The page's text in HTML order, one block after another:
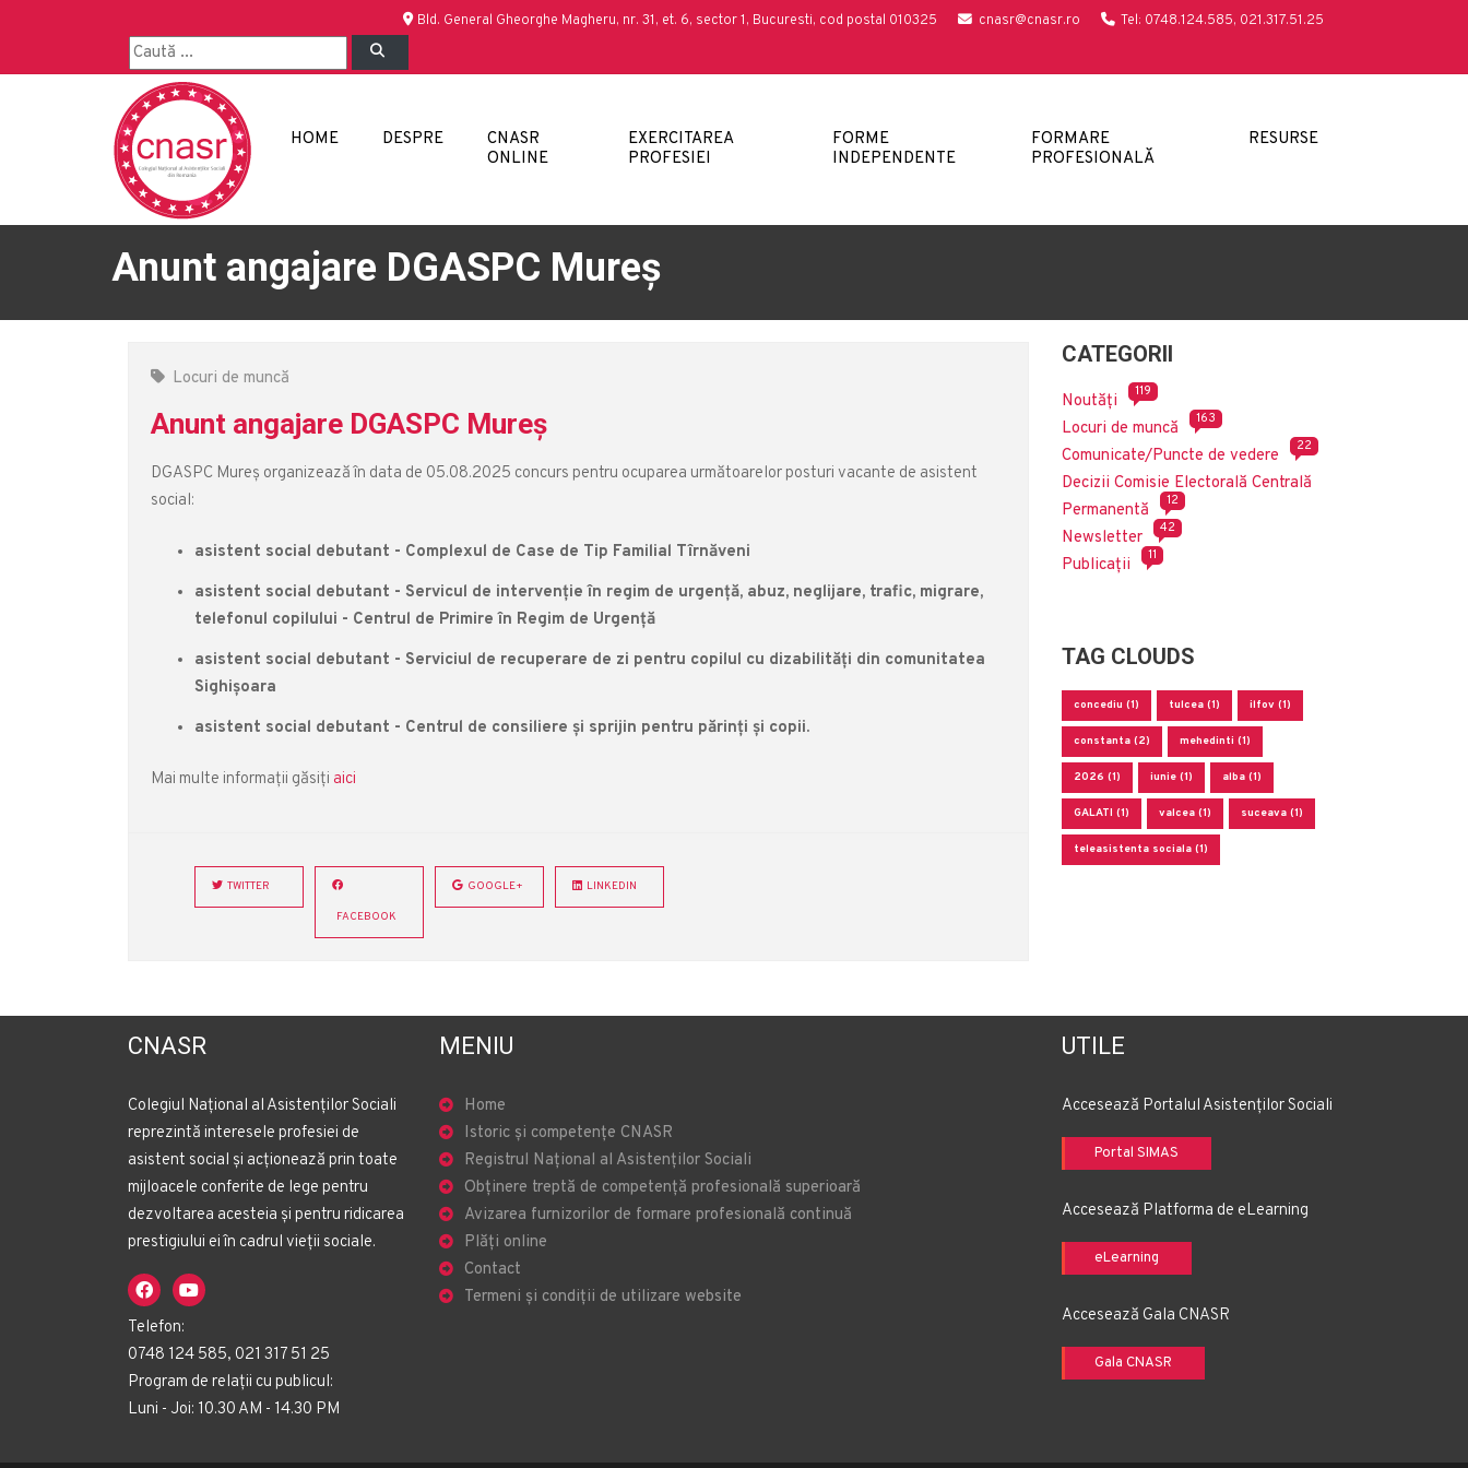
Bld. General Gheorghe Magheru, nr. 31, et. 6, sector 1, Bucuresti, cod postal 010325 cnasr@cnasr.ro Tel: 0748.124.585, 021.317.51.25
HOME DESPRE
CNASR
ONLINE
EXERCITAREA
PROFESIEI
FORME
INDEPENDENTE
FORMARE
PROFESIONALĂ
RESURSE
Anunt angajare DGASPC Mureș
Locuri de muncă
Anunt angajare DGASPC Mureș
DGASPC Mureș organizează în data de 05.08.2025 concurs pentru ocuparea următoarelor posturi vacante de asistent
social:
asistent social debutant - Complexul de Case de Tip Familial Tîrnăveni
asistent social debutant - Servicul de intervenție în regim de urgență, abuz, neglijare, trafic, migrare,
telefonul copilului - Centrul de Primire în Regim de Urgență
asistent social debutant - Serviciul de recuperare de zi pentru copilul cu dizabilități din comunitatea
Sighișoara
asistent social debutant - Centrul de consiliere și sprijin pentru părinți și copii.
Mai multe informații găsiți aici
TWITTER
FACEBOOK
GOOGLE+ LINKEDIN
CATEGORII
Noutăți 119
Locuri de muncă 163
Comunicate/Puncte de vedere 22
Decizii Comisie Electorală Centrală
Permanentă
12
Newsletter 42
Publicații 11
TAG CLOUDS
concediu (1) tulcea (1) ilfov (1)
constanta (2) mehedinti (1)
2026 (1) iunie (1) alba (1)
GALATI (1) valcea (1) suceava (1)
teleasistenta sociala (1)
CNASR
Colegiul Național al Asistenților Sociali
reprezintă interesele profesiei de
asistent social și acționează prin toate
mijloacele conferite de lege pentru
dezvoltarea acesteia și pentru ridicarea
prestigiului ei în cadrul vieții sociale.
Telefon:
0748 124 585, 021 317 51 25
Program de relații cu publicul:
Luni - Joi: 10.30 AM - 14.30 PM
MENIU
Home
Istoric și competențe CNASR
Registrul Național al Asistenților Sociali
Obținere treptă de competență profesională superioară
Avizarea furnizorilor de formare profesională continuă
Plăți online
Contact
Termeni și condiții de utilizare website
UTILE
Accesează Portalul Asistenților Sociali
Portal SIMAS
Accesează Platforma de eLearning
eLearning
Accesează Gala CNASR
Gala CNASR